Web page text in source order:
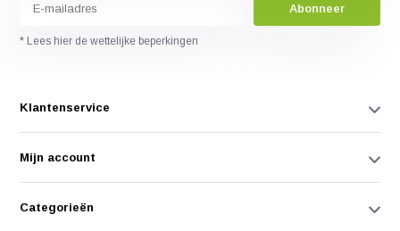
Abonneer
* Lees hier de wettelijke beperkingen
Klantenservice
Mijn account
Categorieën